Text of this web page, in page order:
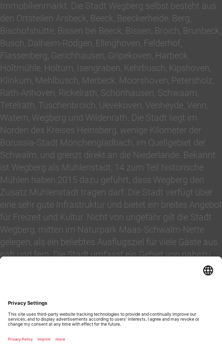
Immobilienmarkt. Die Stadt Wegberg selbst besteht aus
den Ortsteilen Arsbeck, Beeck, Beeckerheide, Berg,
Bischofshütte, Bissen bei Beeck, Bissen, Broich, Brunbeck,
Busch, Dalheim-Rödgen, Ellinghoven, Felderhof,
Flassenberg, Gerichhausen, Gripekoven, Harbeck,
Holtmühle, Holtum, Isengraben, Kehrbusch, Kipshoven,
Klinkum, Mehlbusch, Merbeck, Moorshoven, Petersholz,
Rath-Anhoven, Rickelrath, Schönhausen, Schwaam,
Tetelrath, Tüschenbroich, Uevekoven, Venheyde, Venn,
Watern, Wegberg und Wildenrath. Die Stadt liegt im
Norden des Kreises Heinsberg, wenige Kilometer der
Borussia-Stadt Mönchengladbach, im Quellgebiet der
Schwalm, und grenzt direkt an die Niederlande. Bekannt
ist Wegberg als Mühlenstadt, 14 zum Teil historische
Mühlen haben 2015 dazu geführt, dass Wegberg den
Zusatz Mühlenstadt tragen darf. Die Stadt verfügt über
eine sehr gute Infrastruktur und bietet ein breites Angebot
für Freizeit und Kultur. Nicht von ungefähr gilt die Stadt
Wegberg, mitten im Naturpark Maas-Schwalm-Nette
gelegen, als ein beliebtes Ausflugsziel für viele Gäste aus
nah und fern. Die Stadt umfasst ein Gebiet von nahezu
Beim Hausverkauf oder Wohnungsverkauf können Sie
Müller-Platz Immobilien der Zukunft gelassen